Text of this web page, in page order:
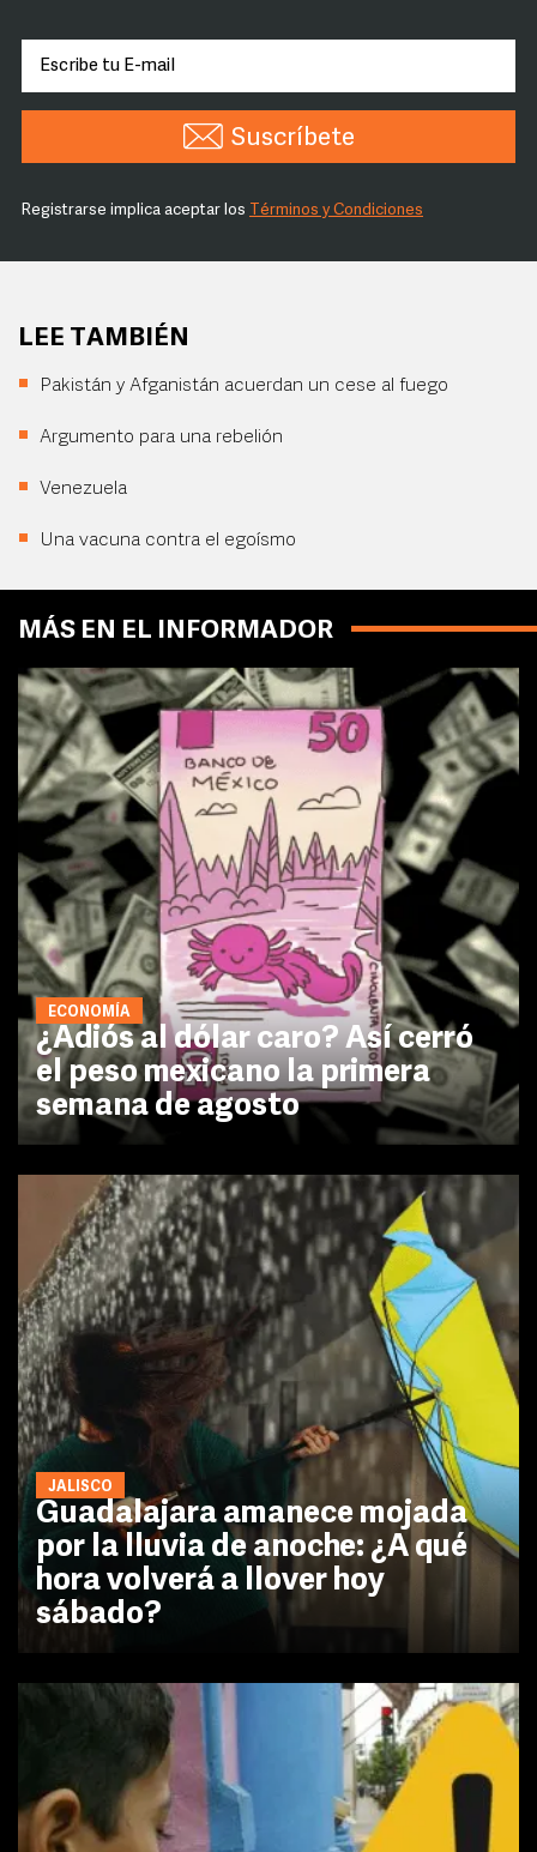
Suscríbete
Registrarse implica aceptar los Términos y Condiciones
LEE TAMBIÉN
Pakistán y Afganistán acuerdan un cese al fuego
Argumento para una rebelión
Venezuela
Una vacuna contra el egoísmo
MÁS EN EL INFORMADOR
ECONOMÍA
¿Adiós al dólar caro? Así cerró
el peso mexicano la primera
semana de agosto
JALISCO
Guadalajara amanece mojada
por la lluvia de anoche: ¿A qué
hora volverá a llover hoy
sábado?